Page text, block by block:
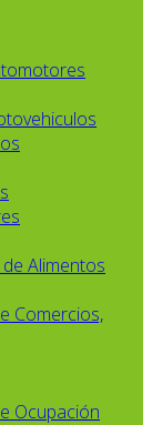
Alimentos
Comercios,
Ocupación